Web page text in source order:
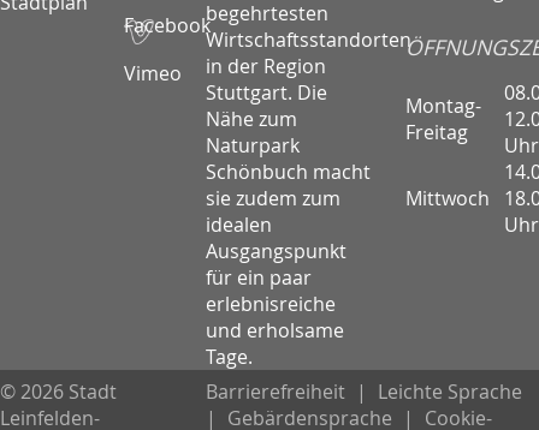
Facebook
Vimeo
begehrtesten
Wirtschaftsstandorten
in der Region
Stuttgart. Die
Nähe zum
Naturpark
Schönbuch macht
sie zudem zum
idealen
Ausgangspunkt
für ein paar
erlebnisreiche
und erholsame
Tage.
Montag-
Freitag
Uhr
Mittwoch
Uhr
© 2026 Stadt
Leinfelden-
Barrierefreiheit |
Leichte Sprache
|
Gebärdensprache | Cookie-